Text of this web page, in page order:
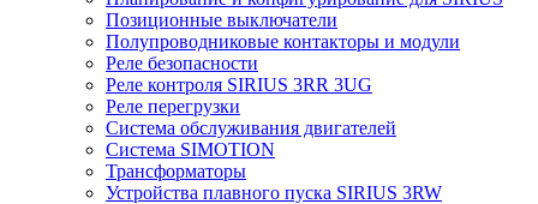
Позиционные выключатели
Полупроводниковые контакторы и модули
Реле безопасности
Реле контроля SIRIUS 3RR 3UG
Реле перегрузки
Сиcтема обслуживания двигателей
Система SIMOTION
Трансформаторы
Устройства плавного пуска SIRIUS 3RW